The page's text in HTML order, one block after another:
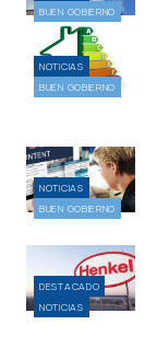
BUEN GOBIERNO
NOTICIAS
BUEN GOBIERNO
NOTICIAS
BUEN GOBIERNO
DESTACADO
NOTICIAS